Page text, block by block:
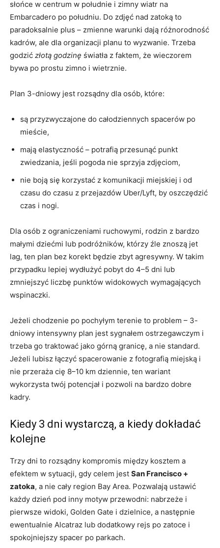
słońce w centrum w południe i zimny wiatr na
Embarcadero po południu. Do zdjęć nad zatoką to
paradoksalnie plus – zmienne warunki dają różnorodność
kadrów, ale dla organizacji planu to wyzwanie. Trzeba
godzić złotą godzinę światła z faktem, że wieczorem
bywa po prostu zimno i wietrznie.
Plan 3-dniowy jest rozsądny dla osób, które:
są przyzwyczajone do całodziennych spacerów po
mieście,
mają elastyczność – potrafią przesunąć punkt
zwiedzania, jeśli pogoda nie sprzyja zdjęciom,
nie boją się korzystać z komunikacji miejskiej i od
czasu do czasu z przejazdów Uber/Lyft, by oszczędzić
czas i nogi.
Dla osób z ograniczeniami ruchowymi, rodzin z bardzo
małymi dziećmi lub podróżników, którzy źle znoszą jet
lag, ten plan bez korekt będzie zbyt agresywny. W takim
przypadku lepiej wydłużyć pobyt do 4–5 dni lub
zmniejszyć liczbę punktów widokowych wymagających
wspinaczki.
Jeżeli chodzenie po pochyłym terenie to problem – 3-
dniowy intensywny plan jest sygnałem ostrzegawczym i
trzeba go traktować jako górną granicę, a nie standard.
Jeżeli lubisz łączyć spacerowanie z fotografią miejską i
nie przeraża cię 8–10 km dziennie, ten wariant
wykorzysta twój potencjał i pozwoli na bardzo dobre
kadry.
Kiedy 3 dni wystarczą, a kiedy dokładać
kolejne
Trzy dni to rozsądny kompromis między kosztem a
efektem w sytuacji, gdy celem jest San Francisco +
zatoka, a nie cały region Bay Area. Pozwalają ustawić
każdy dzień pod inny motyw przewodni: nabrzeże i
pierwsze widoki, Golden Gate i dzielnice, a następnie
ewentualnie Alcatraz lub dodatkowy rejs po zatoce i
spokojniejszy spacer po parkach.